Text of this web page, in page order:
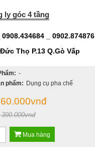
ly góc 4 tầng
0908.434684 _ 0902.874876
Thọ P.13 Q.Gò Vấp
-
phẩm: Dụng cụ pha chế
390.000vnđ
Mua hàng